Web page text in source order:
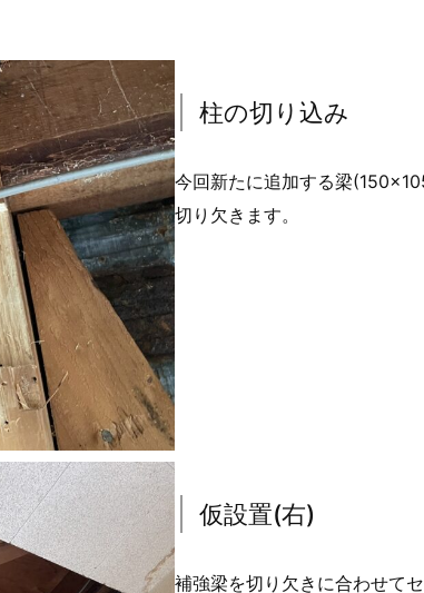
柱の切り込み
今回新たに追加する梁
切り欠きます。
仮設置(右)
補強梁を切り欠きに合わせて